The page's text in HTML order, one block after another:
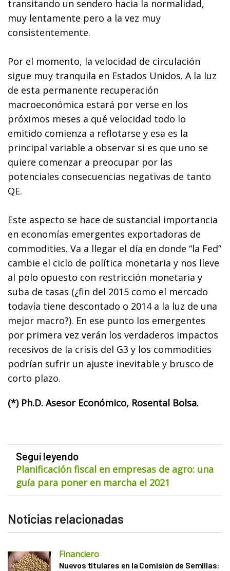
transitando un sendero hacia la normalidad,
muy lentamente pero a la vez muy
consistentemente.
Por el momento, la velocidad de circulación
sigue muy tranquila en Estados Unidos. A la luz
de esta permanente recuperación
macroeconómica estará por verse en los
próximos meses a qué velocidad todo lo
emitido comienza a reflotarse y esa es la
principal variable a observar si es que uno se
quiere comenzar a preocupar por las
potenciales consecuencias negativas de tanto
QE.
Este aspecto se hace de sustancial importancia
en economías emergentes exportadoras de
commodities. Va a llegar el día en donde “la Fed”
cambie el ciclo de política monetaria y nos lleve
al polo opuesto con restricción monetaria y
suba de tasas (¿fin del 2015 como el mercado
todavía tiene descontado o 2014 a la luz de una
mejor macro?). En ese punto los emergentes
por primera vez verán los verdaderos impactos
recesivos de la crisis del G3 y los commodities
podrían sufrir un ajuste inevitable y brusco de
corto plazo.
(*) Ph.D. Asesor Económico, Rosental Bolsa.
Seguí leyendo
Planificación fiscal en empresas de agro: una
guía para poner en marcha el 2021
Noticias relacionadas
Financiero
Nuevos titulares en la Comisión de Semillas: